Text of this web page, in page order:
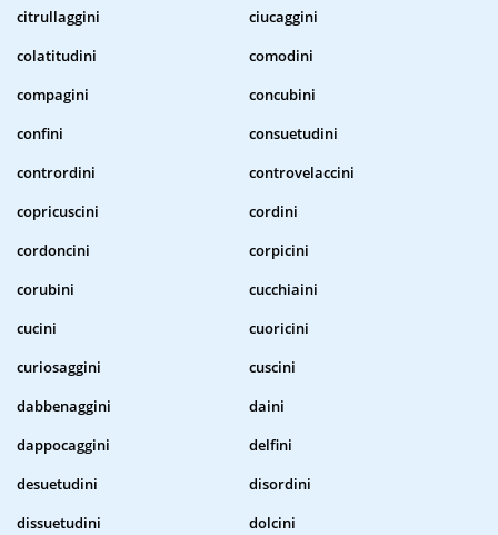
citrullaggini
ciucaggini
colatitudini
comodini
compagini
concubini
confini
consuetudini
contrordini
controvelaccini
copricuscini
cordini
cordoncini
corpicini
corubini
cucchiaini
cucini
cuoricini
curiosaggini
cuscini
dabbenaggini
daini
dappocaggini
delfini
desuetudini
disordini
dissuetudini
dolcini